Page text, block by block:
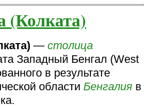
(Колката)
—столица
Западный Бенгал (West
в результате
области Бенгалия в